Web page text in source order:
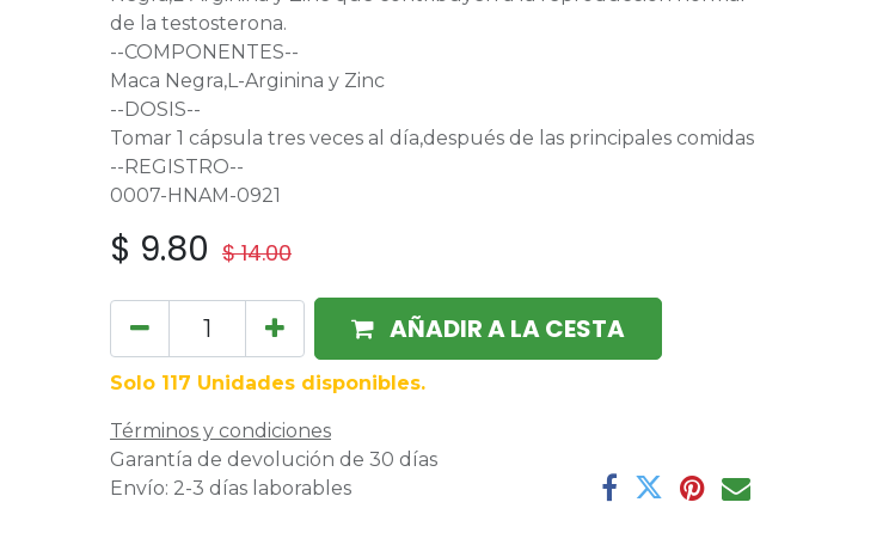
de la testosterona.
--COMPONENTES--
Maca Negra,L-Arginina y Zinc
--DOSIS--
Tomar 1 cápsula tres veces al día,después de las principales comidas
--REGISTRO--
0007-HNAM-0921
$ 9.80 $14.00
AÑADIR A LA CESTA
Solo 117 Unidades disponibles.
Términos y condiciones
Garantía de devolución de 30 días
Envío: 2-3 días laborables